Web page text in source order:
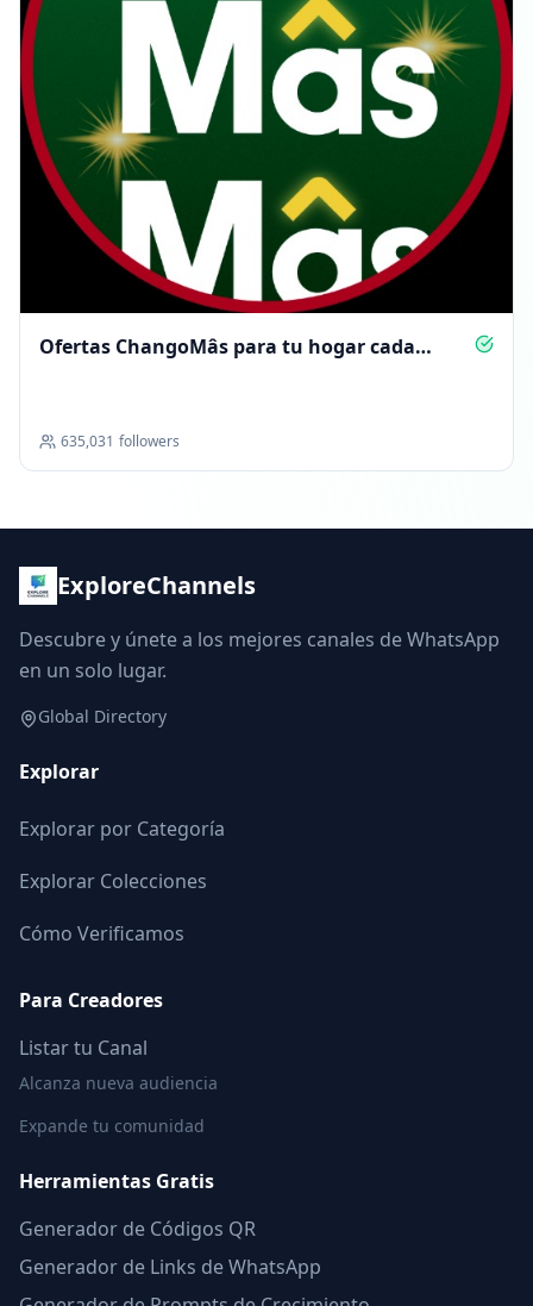
Ofertas ChangoMâs para tu hogar cada
635,031 followers
ExploreChannels
Descubre y únete a los mejores canales de WhatsApp
en un solo lugar.
Global Directory
Explorar
Explorar por Categoría
Explorar Colecciones
Cómo Verificamos
Para Creadores
Listar tu Canal
Alcanza nueva audiencia
Expande tu comunidad
Herramientas Gratis
Generador de Códigos QR
Generador de Links de WhatsApp